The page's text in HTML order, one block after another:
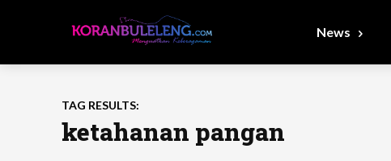
News
TAG RESULTS:
ketahanan pangan